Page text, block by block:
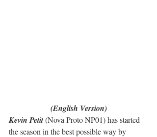
(English Version)
Kevin Petit (Nova Proto NP01) has started
the season in the best possible way by